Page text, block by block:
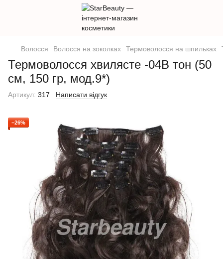
Волосся Волосся на зоколках Термоволосся на шпильках
Термоволосся хвилясте -04В тон (50
см, 150 гр, мод.9*)
Артикул: 317 Написати відгук
−26%